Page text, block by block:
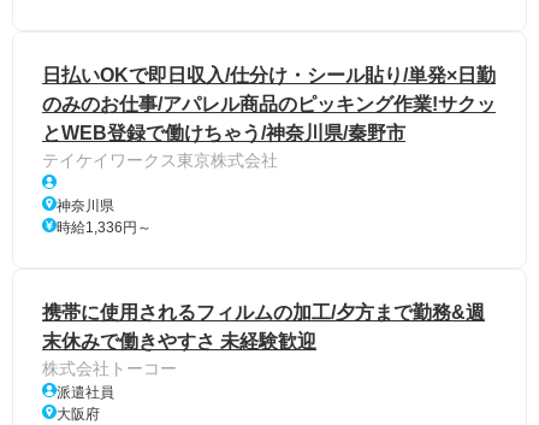
日払いOKで即日収入/仕分け・シール貼り/単発×日勤
のみのお仕事/アパレル商品のピッキング作業!サクッ
とWEB登録で働けちゃう/神奈川県/秦野市
テイケイワークス東京株式会社
神奈川県
時給1,336円～
携帯に使用されるフィルムの加工/夕方まで勤務&週
末休みで働きやすさ 未経験歓迎
株式会社トーコー
派遣社員
大阪府